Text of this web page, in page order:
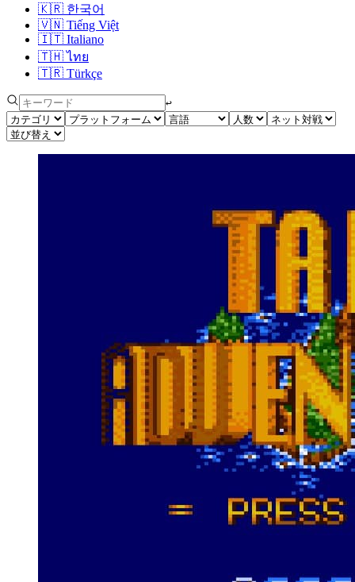
🇰🇷 한국어
🇻🇳 Tiếng Việt
🇮🇹 Italiano
🇹🇭 ไทย
🇹🇷 Türkçe
↩︎